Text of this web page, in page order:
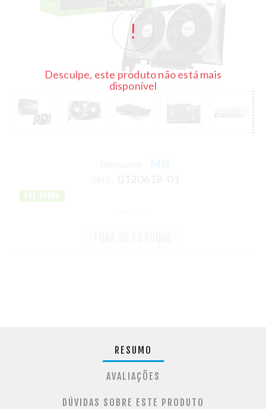
Desculpe, este produto não está mais
disponível
MSI
PRÉ-VENDA
RESUMO
AVALIAÇÕES
DÚVIDAS SOBRE ESTE PRODUTO